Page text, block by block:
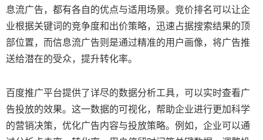
息流广告，都有各自的优点与适用场景。竞价排名可以让企
业根据关键词的竞争度和出价策略，迅速占据搜索结果的顶
部位置，而信息流广告则是通过精准的用户画像，将广告推
送给潜在的受众，提升转化率。
百度推广平台提供了详尽的数据分析工具，可以实时查看广
告投放的效果。这一数据的可视化，帮助企业进行更加科学
的营销决策，优化广告内容与投放策略。例如，企业可以通